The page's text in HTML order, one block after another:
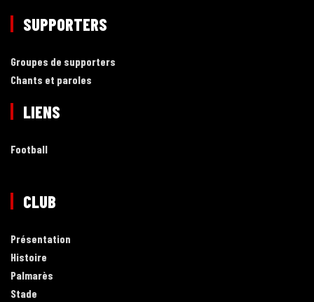
SUPPORTERS
Groupes de supporters
Chants et paroles
LIENS
Football
CLUB
Présentation
Histoire
Palmarès
Stade